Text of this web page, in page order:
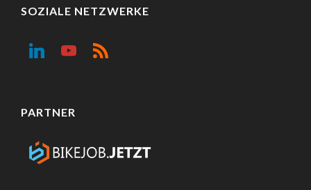
SOZIALE NETZWERKE
PARTNER